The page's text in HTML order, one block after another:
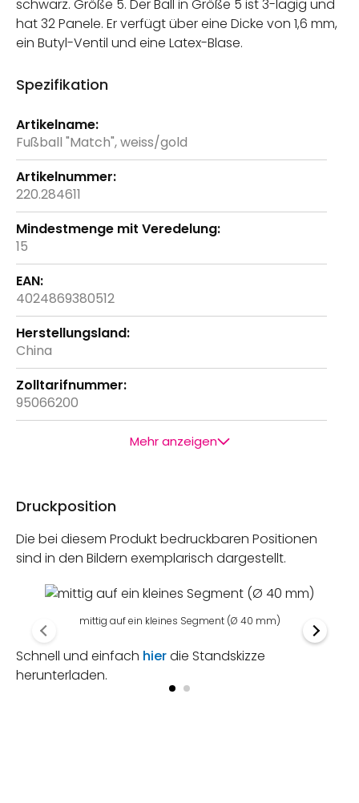
schwarz. Größe 5. Der Ball in Größe 5 ist 3-lagig und
hat 32 Panele. Er verfügt über eine Dicke von 1,6 mm,
ein Butyl-Ventil und eine Latex-Blase.
Spezifikation
Weitere
Informationen
Fußball "Match", weiss/gold
220.284611
15
4024869380512
China
95066200
Mehr anzeigen
Druckposition
Die bei diesem Produkt bedruckbaren Positionen
sind in den Bildern exemplarisch dargestellt.
mittig auf ein kleines Segment (Ø 40 mm)
Schnell und einfach hierdie Standskizze
herunterladen.